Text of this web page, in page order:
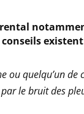
conseils existent
ou quelqu’un
le bruit des